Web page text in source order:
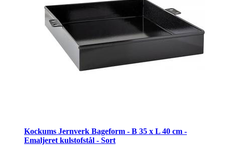
Kockums Jernverk Bageform - B 35 x L 40 cm -
Emaljeret kulstofstål - Sort